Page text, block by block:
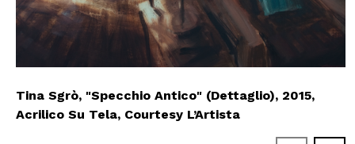
OPERE E ARCHIVI
Tina Sgrò, "Specchio Antico" (Dettaglio), 2015,
Acrilico Su Tela, Courtesy L’Artista
Tina Sgrò, "Tondo" (Dettaglio), 2014, Acrilico Su
Tina Sgrò, "Vecchi Oggetti" (Dettaglio), 2015,
Acrilico Su Tela, Courtesy L’Artista